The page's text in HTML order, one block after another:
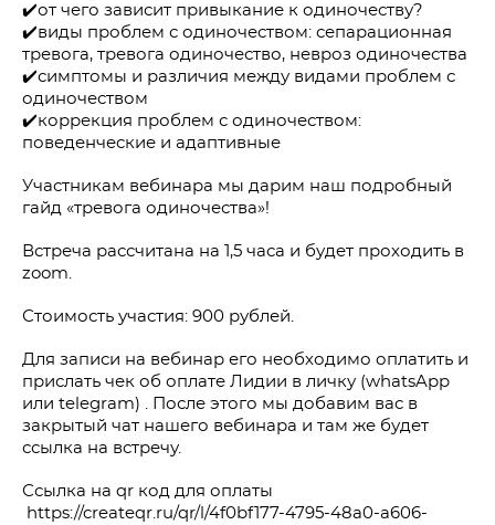
✔️от чего зависит привыкание к одиночеству?
✔️виды проблем с одиночеством: сепарационная
тревога, тревога одиночество, невроз одиночества
✔️симптомы и различия между видами проблем с
одиночеством
✔️коррекция проблем с одиночеством:
поведенческие и адаптивные
Участникам вебинара мы дарим наш подробный
гайд «тревога одиночества»!
Встреча рассчитана на 1,5 часа и будет проходить в
zoom.
Стоимость участия: 900 рублей.
Для записи на вебинар его необходимо оплатить и
прислать чек об оплате Лидии в личку (whatsApp
или telegram) . После этого мы добавим вас в
закрытый чат нашего вебинара и там же будет
ссылка на встречу.
Ссылка на qr код для оплаты
https://createqr.ru/qr/l/4f0bf177-4795-48a0-a606-